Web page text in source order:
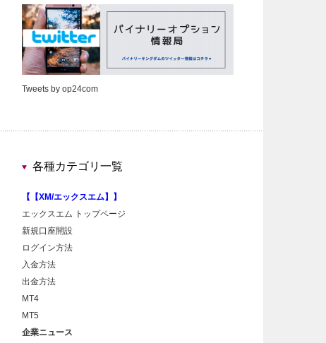
Tweets by op24com
各種カテゴリ一覧
【【XM/エックスエム】】
エックスエム トップページ
新規口座開設
ログイン方法
入金方法
出金方法
MT4
MT5
企業ニュース